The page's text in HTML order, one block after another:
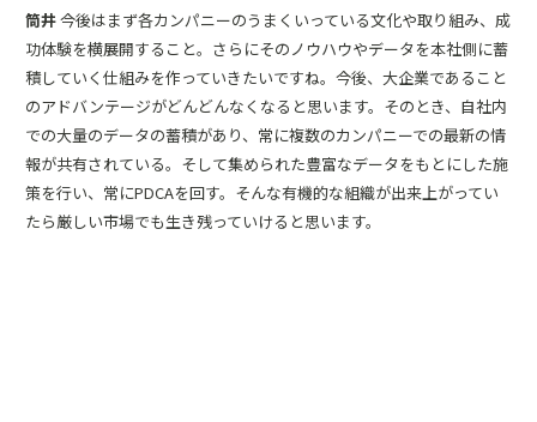
筒井今後はまず各カンパニーのうまくいっている文化や取り組み、成
功体験を横展開すること。さらにそのノウハウやデータを本社側に蓄
積していく仕組みを作っていきたいですね。今後、大企業であること
のアドバンテージがどんどんなくなると思います。そのとき、自社内
での大量のデータの蓄積があり、常に複数のカンパニーでの最新の情
報が共有されている。そして集められた豊富なデータをもとにした施
策を行い、常にPDCAを回す。そんな有機的な組織が出来上がってい
たら厳しい市場でも生き残っていけると思います。